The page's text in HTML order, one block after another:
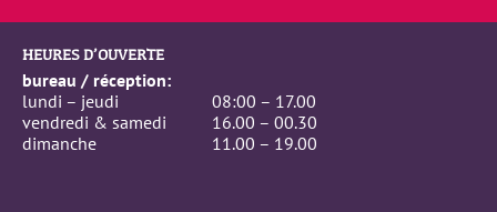
HEURES D’OUVERTE
bureau / réception:
lundi – jeudi
08:00 – 17.00
vendredi & samedi
16.00 – 00.30
dimanche
11.00 – 19.00